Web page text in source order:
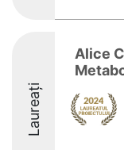
Laureați
Alice